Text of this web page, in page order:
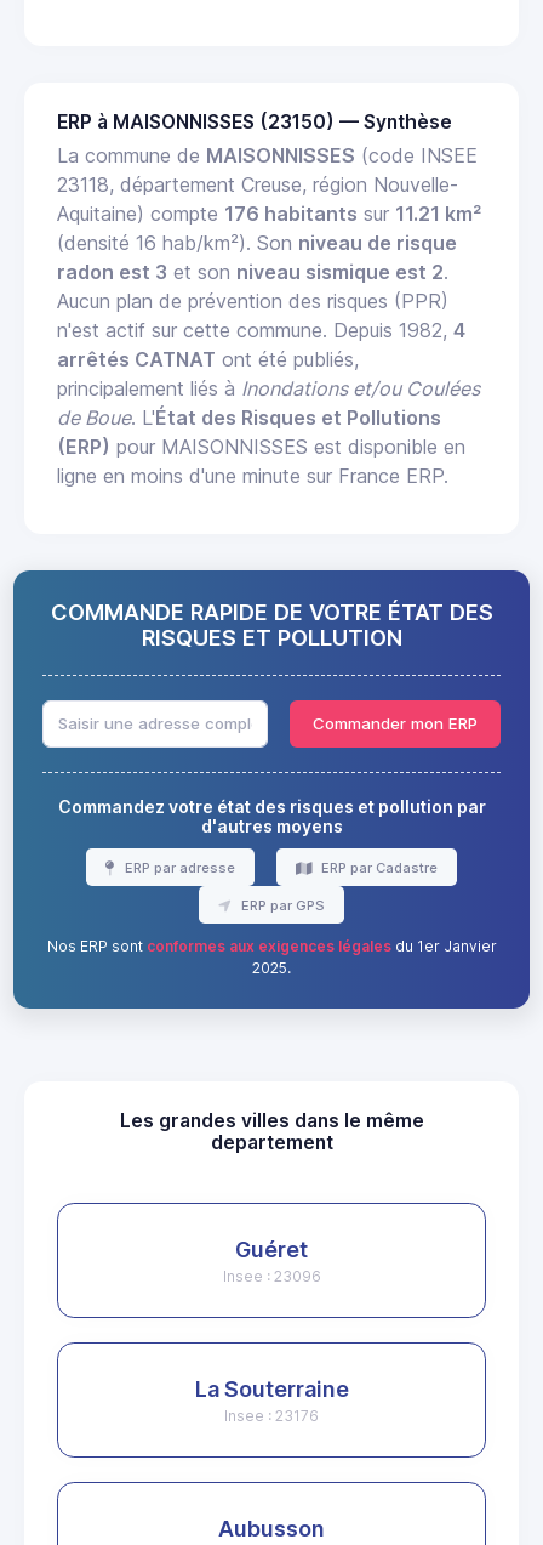
ERP à MAISONNISSES (23150) — Synthèse
La commune de MAISONNISSES (code INSEE
23118, département Creuse, région Nouvelle-
Aquitaine) compte 176 habitants sur 11.21 km²
(densité 16 hab/km²). Son niveau de risque
radon est 3 et son niveau sismique est 2.
Aucun plan de prévention des risques (PPR)
n'est actif sur cette commune. Depuis 1982, 4
arrêtés CATNAT ont été publiés,
principalement liés à Inondations et/ou Coulées
de Boue. L'État des Risques et Pollutions
(ERP) pour MAISONNISSES est disponible en
ligne en moins d'une minute sur France ERP.
COMMANDE RAPIDE DE VOTRE ÉTAT DES
RISQUES ET POLLUTION
Commander mon ERP
Commandez votre état des risques et pollution par
d'autres moyens
ERP par adresse ERP par Cadastre
ERP par GPS
Nos ERP sont conformes aux exigences légalesdu 1er Janvier
2025.
Les grandes villes dans le même
departement
Guéret
Insee : 23096
La Souterraine
Insee : 23176
Aubusson